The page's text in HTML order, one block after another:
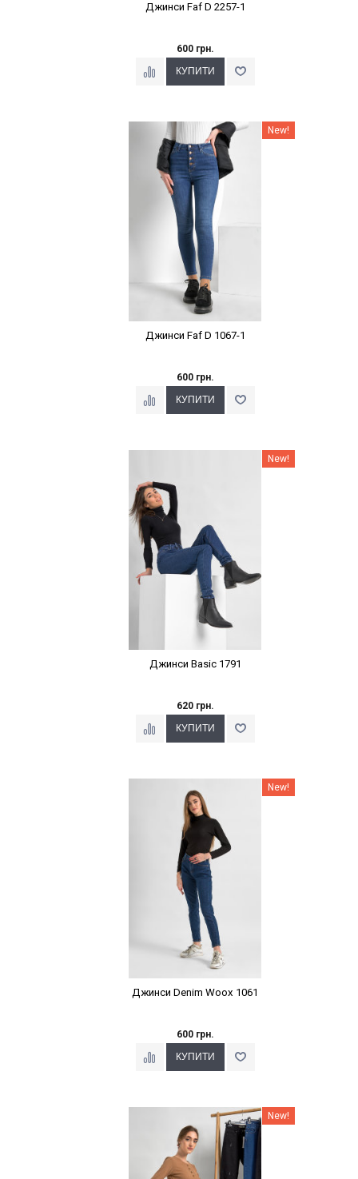
Джинси Faf D 2257-1
600 грн.
Наклейки Варіант з % New!
Джинси Faf D 1067-1
600 грн.
New!
Джинси Basic 1791
620 грн.
New!
Джинси Denim Woox 1061
600 грн.
Наклейки Варіант з % New!